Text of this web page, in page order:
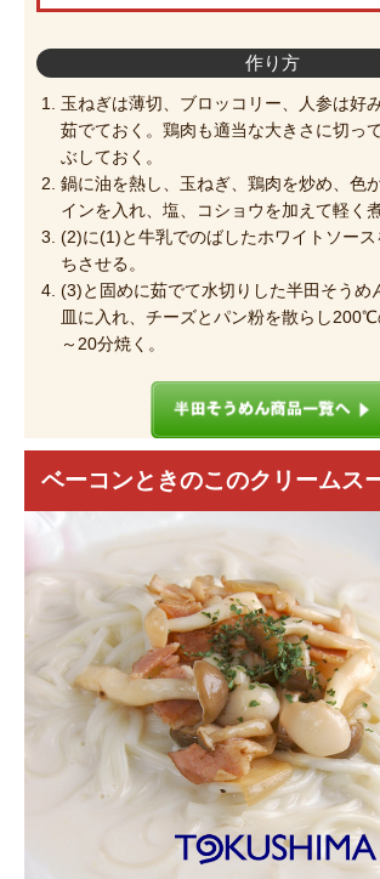
作り方
玉ねぎは薄切、ブロッコリー、人参は好
茹でておく。鶏肉も適当な大きさに切っ
ぶしておく。
鍋に油を熱し、玉ねぎ、鶏肉を炒め、色
インを入れ、塩、コショウを加えて軽く
(2)に(1)と牛乳でのばしたホワイトソー
ちさせる。
(3)と固めに茹でて水切りした半田そうめ
皿に入れ、チーズとパン粉を散らし
～20分焼く。
ベーコンときのこのクリームス